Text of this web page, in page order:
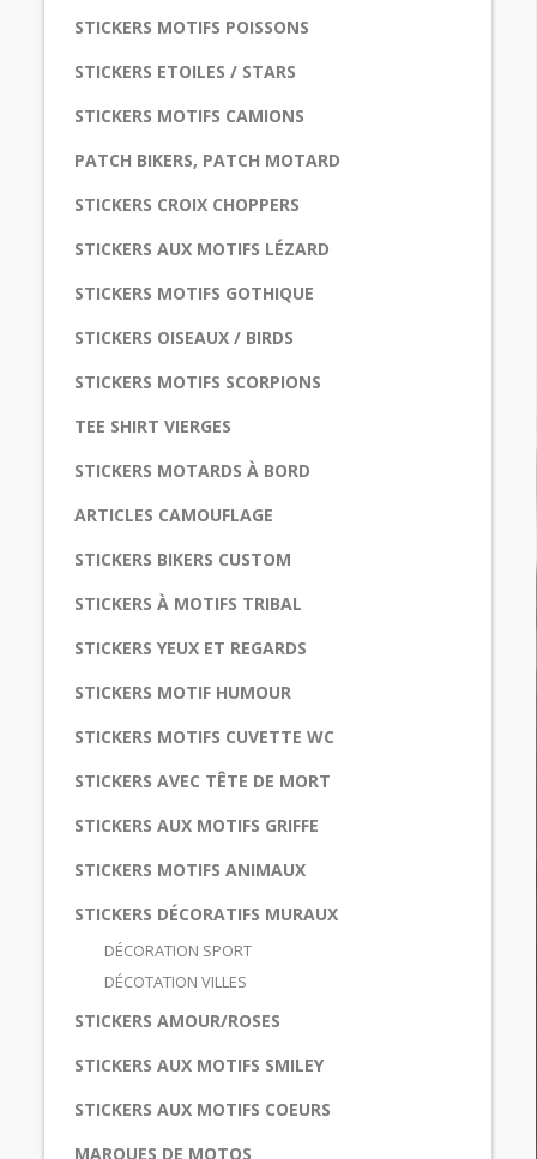
STICKERS MOTIFS POISSONS
STICKERS ETOILES / STARS
STICKERS MOTIFS CAMIONS
PATCH BIKERS, PATCH MOTARD
STICKERS CROIX CHOPPERS
STICKERS AUX MOTIFS LÉZARD
STICKERS MOTIFS GOTHIQUE
STICKERS OISEAUX / BIRDS
STICKERS MOTIFS SCORPIONS
TEE SHIRT VIERGES
STICKERS MOTARDS À BORD
ARTICLES CAMOUFLAGE
STICKERS BIKERS CUSTOM
STICKERS À MOTIFS TRIBAL
STICKERS YEUX ET REGARDS
STICKERS MOTIF HUMOUR
STICKERS MOTIFS CUVETTE WC
STICKERS AVEC TÊTE DE MORT
STICKERS AUX MOTIFS GRIFFE
STICKERS MOTIFS ANIMAUX
STICKERS DÉCORATIFS MURAUX
DÉCORATION SPORT
DÉCOTATION VILLES
STICKERS AMOUR/ROSES
STICKERS AUX MOTIFS SMILEY
STICKERS AUX MOTIFS COEURS
MARQUES DE MOTOS